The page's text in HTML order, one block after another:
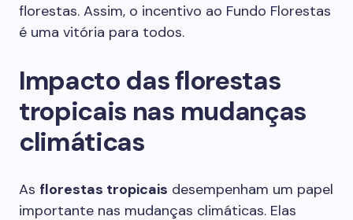
florestas. Assim, o incentivo ao Fundo Florestas
é uma vitória para todos.
Impacto das florestas
tropicais nas mudanças
climáticas
As florestas tropicais desempenham um papel
importante nas mudanças climáticas. Elas